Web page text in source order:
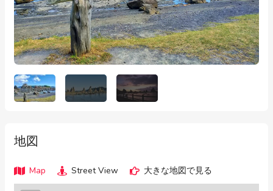
地図
Map Street View 大きな地図で見る